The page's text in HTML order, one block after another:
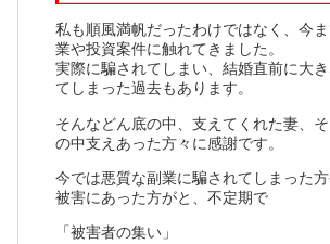
私も順風満帆だったわけではなく、今
業や投資案件に触れてきました。
実際に騙されてしまい、結婚直前に大
てしまった過去もあります。
そんなどん底の中、支えてくれた妻、
の中支えあった方々に感謝です。
今では悪質な副業に騙されてしまった
被害にあった方がと、不定期で
「被害者の集い」